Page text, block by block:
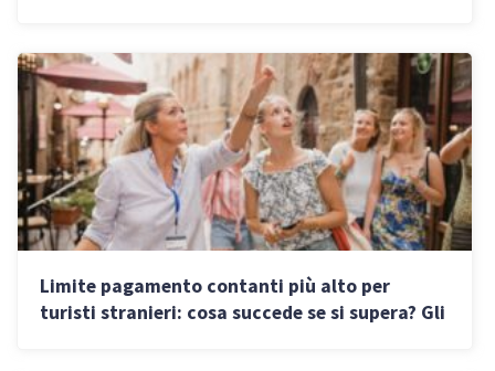
Limite pagamento contanti più alto per
turisti stranieri: cosa succede se si supera? Gli